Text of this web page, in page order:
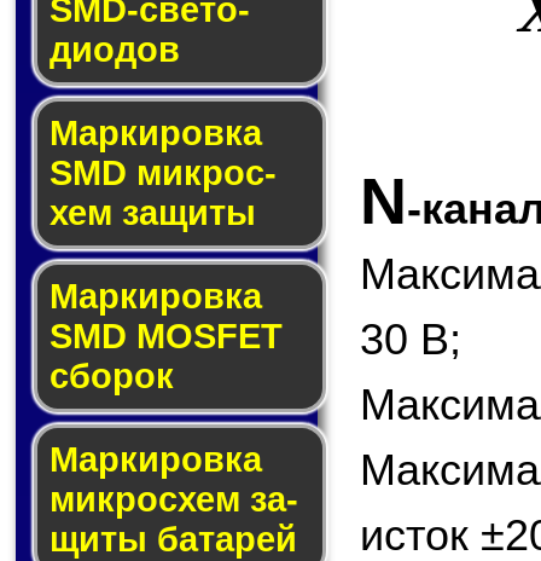
SMD-све­то­
дио­дов
Мар­ки­ров­ка
SMD мик­рос­
хем защиты
Мар­ки­ров­ка
SMD MOSFET
сбо­рок
Мар­ки­ров­ка
мик­ро­схем за­
щи­ты ба­та­рей
N-
30 В;
исток